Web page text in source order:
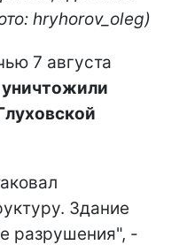
hryhorov_oleg)
7 августа
уничтожили
Здание
разрушения", -